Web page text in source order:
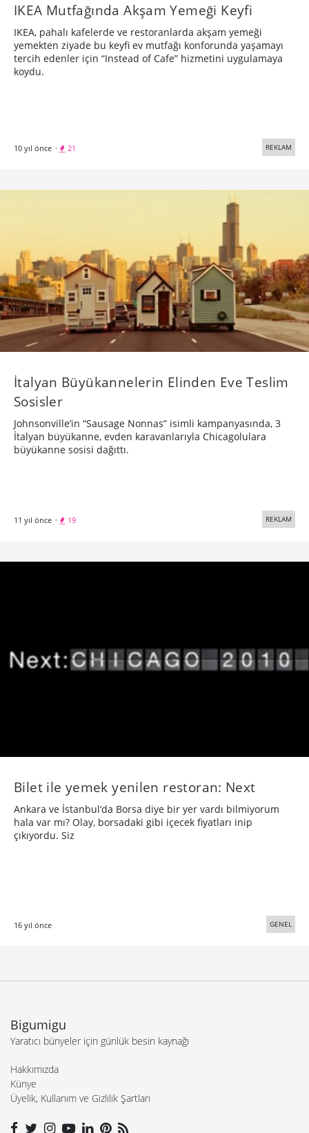
IKEA Mutfağında Akşam Yemeği Keyfi
IKEA, pahalı kafelerde ve restoranlarda akşam yemeği
yemekten ziyade bu keyfi ev mutfağı konforunda yaşamayı
tercih edenler için “Instead of Cafe” hizmetini uygulamaya
koydu.
10 yıl önce · 21 REKLAM
İtalyan Büyükannelerin Elinden Eve Teslim
Sosisler
Johnsonville’in “Sausage Nonnas” isimli kampanyasında, 3
İtalyan büyükanne, evden karavanlarıyla Chicagolulara
büyükanne sosisi dağıttı.
11 yıl önce · 19 REKLAM
Bilet ile yemek yenilen restoran: Next
Ankara ve İstanbul‘da Borsa diye bir yer vardı bilmiyorum
hala var mı? Olay, borsadaki gibi içecek fiyatları inip
çıkıyordu. Siz
16 yıl önce GENEL
Bigumigu
Yaratıcı bünyeler için günlük besin kaynağı
Hakkımızda
Künye
Üyelik, Kullanım ve Gizlilik Şartları